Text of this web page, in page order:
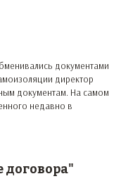
документами
директор
документам. На самом
недавно в